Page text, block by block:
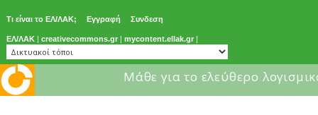
Τι είναι το ΕΛ/ΛΑΚ; Εγγραφή Συνδεση
ΕΛ/ΛΑΚ | creativecommons.gr | mycontent.ellak.gr |
Μάθε για το ελεύθερο